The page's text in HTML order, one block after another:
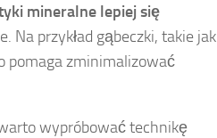
mineralne lepiej się
Na przykład gąbeczki, takie jak
pomaga zminimalizować
wypróbować technikę